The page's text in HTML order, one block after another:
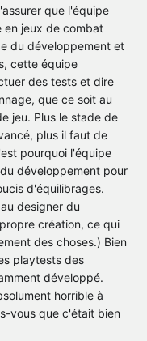
que l'équipe
en jeux de combat
du développement et
cette équipe
des tests et dire
que ce soit au
jeu. Plus le stade de
plus il faut de
pourquoi l'équipe
développement pour
d'équilibrages.
designer du
création, ce qui
des choses.) Bien
playtests des
développé.
horrible à
vous que c'était bien